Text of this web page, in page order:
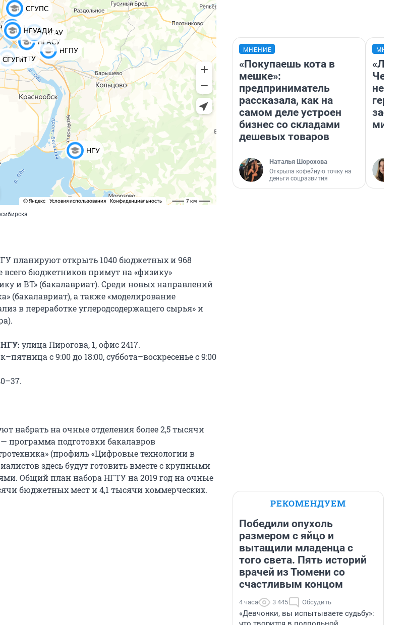
планируют открыть 1040 бюджетных и 968
бюджетников примут на «физику»
и ВТ» (бакалавриат). Среди новых направлений
(бакалавриат), а также «моделирование
в переработке углеродсодержащего сырья» и
улица Пирогова, 1, офис 2417.
с 9:00 до 18:00, суббота–воскресенье с 9:00
набрать на очные отделения более 2,5 тысячи
программа подготовки бакалавров
(профиль «Цифровые технологии в
здесь будут готовить вместе с крупными
Общий план набора НГТУ на 2019 год на очные
бюджетных мест и 4,1 тысячи коммерческих.
МНЕНИЕ
«Покупаешь кота в
мешке»:
предприниматель
рассказала, как на
самом деле устроен
бизнес со складами
дешевых товаров
Наталья Шорохова
Открыла кофейную точку на
деньги соцразвития
Чем
герои
РЕКОМЕНДУЕМ
Победили опухоль
размером с яйцо и
вытащили младенца с
того света. Пять историй
врачей из Тюмени со
счастливым концом
4 часа 3 445 Обсудить
«Девчонки, вы испытываете судьбу»: